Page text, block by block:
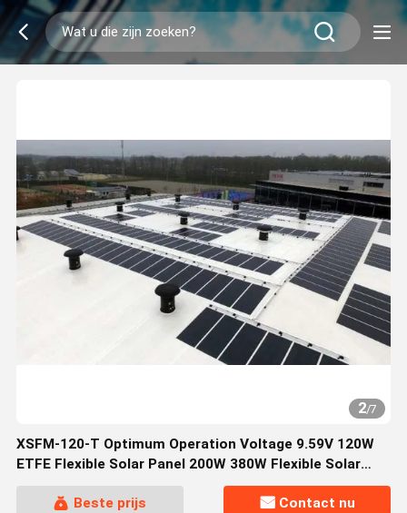
2/7
XSFM-120-T Optimum Operation Voltage 9.59V 120W
ETFE Flexible Solar Panel 200W 380W Flexible Solar
Beste prijs
Contact nu